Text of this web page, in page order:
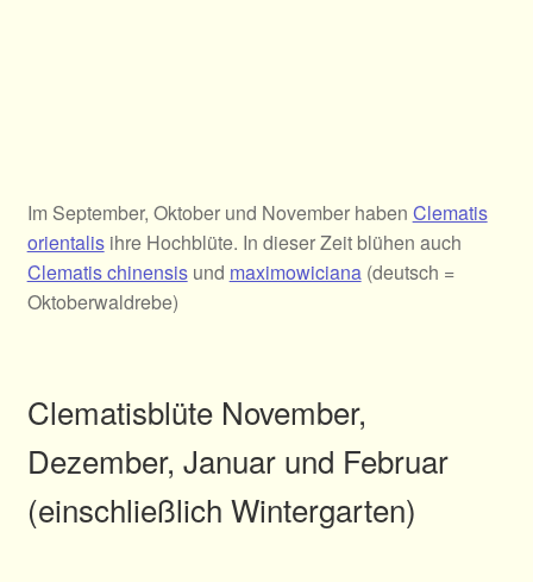
Im September, Oktober und November haben Clematis
orientalisihre Hochblüte. In dieser Zeit blühen auch
Clematis chinensisund maximowiciana(deutsch =
Oktoberwaldrebe)
Clematisblüte November,
Dezember, Januar und Februar
(einschließlich Wintergarten)